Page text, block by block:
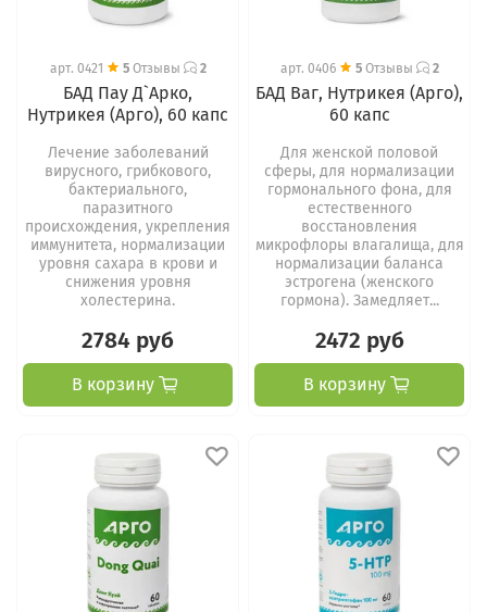
арт. 0421 5Отзывы 2
БАД Пау Д`Арко,
Нутрикея (Арго), 60 капс
Лечение заболеваний
вирусного, грибкового,
бактериального,
паразитного
происхождения, укрепления
иммунитета, нормализации
уровня сахара в крови и
снижения уровня
холестерина.
2784 руб
В корзину
арт. 0406 5Отзывы 2
БАД Ваг, Нутрикея (Арго),
60 капс
Для женской половой
сферы, для нормализации
гормонального фона, для
естественного
восстановления
микрофлоры влагалища, для
нормализации баланса
эстрогена (женского
гормона). Замедляет...
2472 руб
В корзину